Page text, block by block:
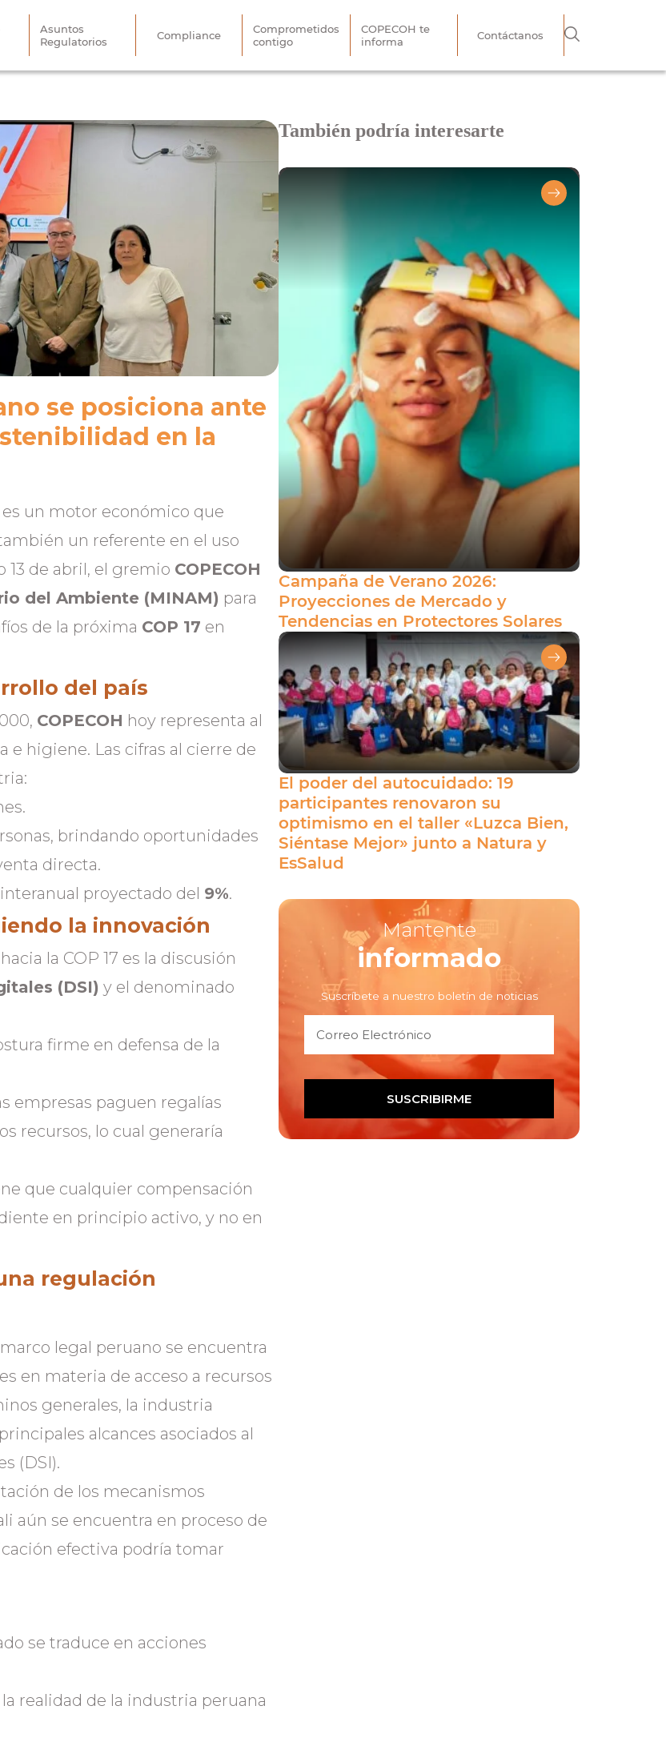
Asuntos
Regulatorios
Compliance
Comprometidos
contigo
COPECOH te
informa
Contáctanos
se posiciona ante
en la
un motor económico que
un referente en el uso
13 de abril, el gremio COPECOH
del Ambiente (MINAM) para
de la próxima COP 17 en
del país
COPECOH hoy representa al
e higiene. Las cifras al cierre de
brindando oportunidades
directa.
proyectado del 9%.
la innovación
la COP 17 es la discusión
(DSI) y el denominado
firme en defensa de la
empresas paguen regalías
recursos, lo cual generaría
que cualquier compensación
en principio activo, y no en
regulación
legal peruano se encuentra
en materia de acceso a recursos
generales, la industria
alcances asociados al
(DSI).
de los mecanismos
aún se encuentra en proceso de
efectiva podría tomar
se traduce en acciones
realidad de la industria peruana
También podría interesarte
Campaña de Verano 2026:
Proyecciones de Mercado y
Tendencias en Protectores Solares
El poder del autocuidado: 19
participantes renovaron su
optimismo en el taller «Luzca Bien,
Siéntase Mejor» junto a Natura y
EsSalud
Mantente
informado
Suscríbete a nuestro boletín de noticias